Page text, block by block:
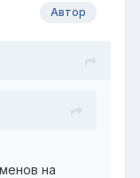
Автор
на